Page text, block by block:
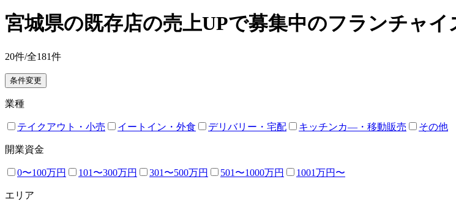
宮城県の既存店の売上UPで募集中のフランチャ
20件/全181件
条件変更
業種
テイクアウト・小売 イートイン・外食 デリバリー・宅配 キッチンカ―・移動販売 その他
開業資金
0〜100万円 101〜300万円 301〜500万円 501〜1000万円 1001万円〜
エリア